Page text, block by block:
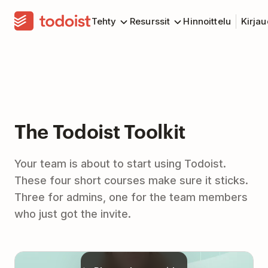
Tehty Resurssit Hinnoittelu
The Todoist Toolkit
Your team is about to start using Todoist.
These four short courses make sure it sticks.
Three for admins, one for the team members
who just got the invite.